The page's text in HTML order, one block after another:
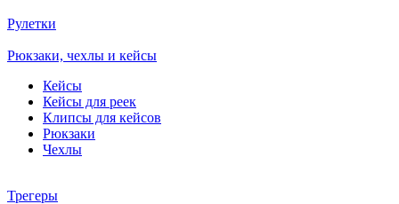
Рулетки
Рюкзаки, чехлы и кейсы
Кейсы
Кейсы для реек
Клипсы для кейсов
Рюкзаки
Чехлы
Трегеры